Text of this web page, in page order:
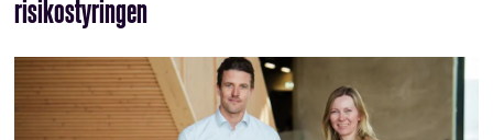
risikostyringen